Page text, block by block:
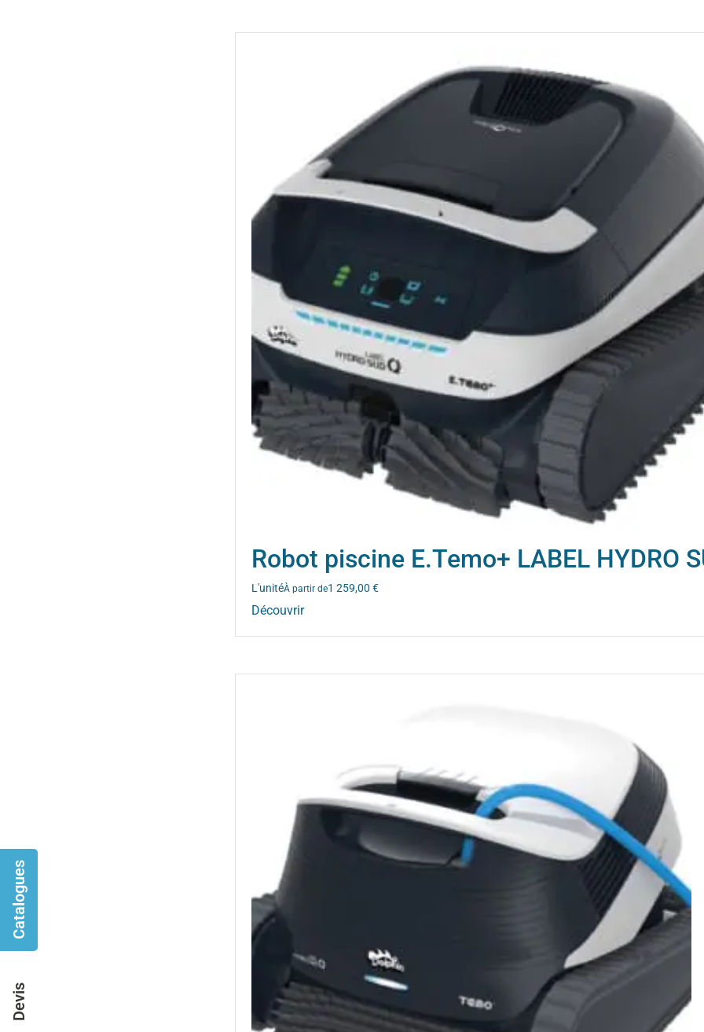
Catalogues
Devis
Robot piscine E.Temo+ LABEL HYDRO
L'unitéÀ partir de1 259,00 €
Découvrir